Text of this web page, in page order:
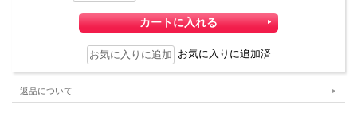
お気に入りに追加済
返品について